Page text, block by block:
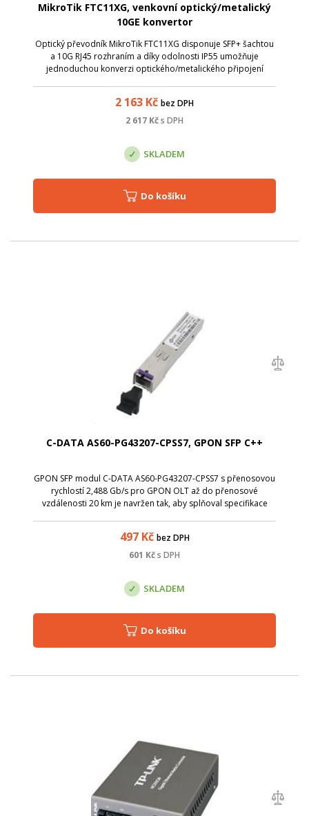
MikroTik FTC11XG, venkovní optický/metalický
10GE konvertor
Optický převodník MikroTik FTC11XG disponuje SFP+ šachtou
a 10G RJ45 rozhraním a díky odolnosti IP55 umožňuje
jednoduchou konverzi optického/metalického připojení
2 163 Kč bez DPH
2 617 Kčs DPH
SKLADEM
Do košíku
C-DATA AS60-PG43207-CPSS7, GPON SFP C++
GPON SFP modul C-DATA AS60-PG43207-CPSS7 s přenosovou
rychlostí 2,488 Gb/s pro GPON OLT až do přenosové
vzdálenosti 20 km je navržen tak, aby splňoval specifikace
497Kč bez DPH
601 Kčs DPH
SKLADEM
Do košíku